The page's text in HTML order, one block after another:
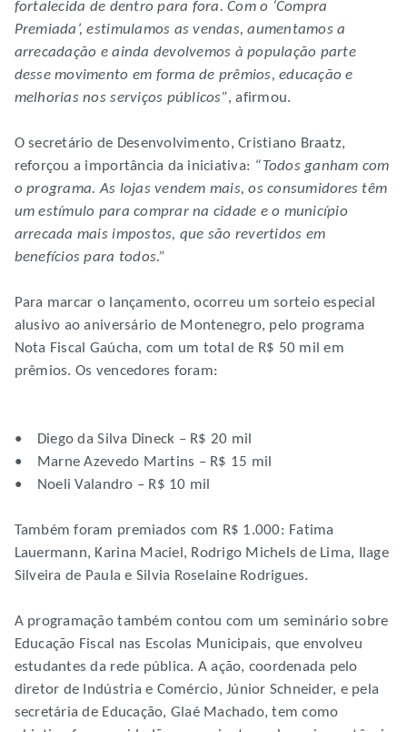
fortalecida de dentro para fora. Com o ‘Compra
Premiada’, estimulamos as vendas, aumentamos a
arrecadação e ainda devolvemos à população parte
desse movimento em forma de prêmios, educação e
melhorias nos serviços públicos”, afirmou.
O secretário de Desenvolvimento, Cristiano Braatz,
reforçou a importância da iniciativa: “Todos ganham com
o programa. As lojas vendem mais, os consumidores têm
um estímulo para comprar na cidade e o município
arrecada mais impostos, que são revertidos em
benefícios para todos.”
Para marcar o lançamento, ocorreu um sorteio especial
alusivo ao aniversário de Montenegro, pelo programa
Nota Fiscal Gaúcha, com um total de R$ 50 mil em
prêmios. Os vencedores foram:
• Diego da Silva Dineck – R$ 20 mil
• Marne Azevedo Martins – R$ 15 mil
• Noeli Valandro – R$ 10 mil
Também foram premiados com R$ 1.000: Fatima
Lauermann, Karina Maciel, Rodrigo Michels de Lima, Ilage
Silveira de Paula e Silvia Roselaine Rodrigues.
A programação também contou com um seminário sobre
Educação Fiscal nas Escolas Municipais, que envolveu
estudantes da rede pública. A ação, coordenada pelo
diretor de Indústria e Comércio, Júnior Schneider, e pela
secretária de Educação, Glaé Machado, tem como